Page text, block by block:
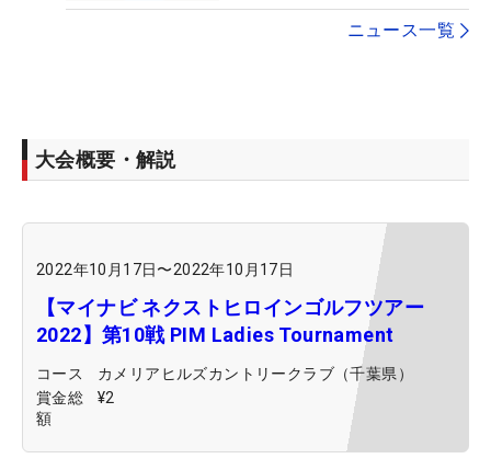
ニュース一覧
大会概要・解説
2022年10月17日〜2022年10月17日
【マイナビ ネクストヒロインゴルフツアー
2022】第10戦 PIM Ladies Tournament
コース
カメリアヒルズカントリークラブ（千葉県）
賞金総
額
¥2